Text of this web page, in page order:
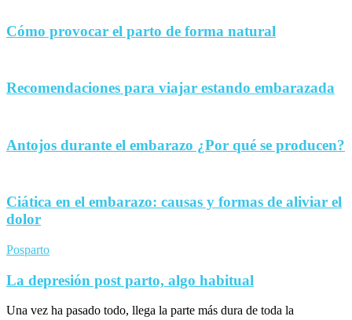
Cómo provocar el parto de forma natural
Recomendaciones para viajar estando embarazada
Antojos durante el embarazo ¿Por qué se producen?
Ciática en el embarazo: causas y formas de aliviar el
dolor
Posparto
La depresión post parto, algo habitual
Una vez ha pasado todo, llega la parte más dura de toda la